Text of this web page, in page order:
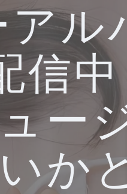
ル
信
ー
か